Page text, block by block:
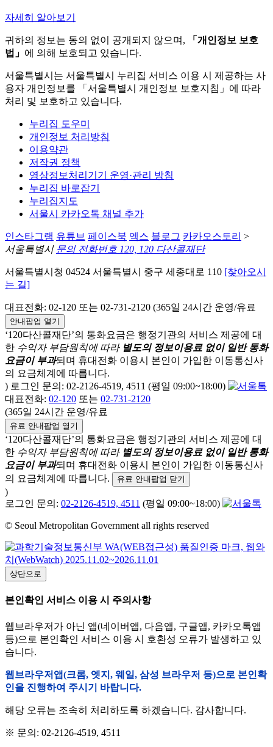
자세히 알아보기
귀하의 정보는 동의 없이 공개되지 않으며,
「개인정보 보호
법」 에 의해 보호되고 있습니다.
서울특별시는 서울특별시 누리집 서비스 이용 시 제공하는 사
용자 개인정보를 「서울특별시 개인정보 보호지침」에 따라
처리 및 보호하고 있습니다.
누리집 도우미
개인정보 처리방침
이용약관
저작권 정책
영상정보처리기기 운영·관리 방침
누리집 바로잡기
누리집지도
서울시 카카오톡 채널 추가
인스타그램 유튜브 페이스북 엑스 블로그 카카오스토리 >
서울특별시 문의 전화번호 120, 120 다산콜재단
서울특별시청 04524 서울특별시 중구 세종대로 110 [찾아오시
는 길]
대표전화: 02-120 또는 02-731-2120 (365일 24시간 운영/유료
안내팝업 열기
‘120다산콜재단’의 통화요금은 행정기관의 서비스 제공에 대
한 수익자 부담원칙에 따라 별도의 정보이용료 없이 일반 통화
요금이 부과되며 휴대전화 이용시 본인이 가입한 이동통신사
의 요금체계에 따릅니다.
) 로그인 문의: 02-2126-4519, 4511 (평일 09:00~18:00)
대표전화: 02-120 또는 02-731-2120
(365일 24시간 운영/유료
유료 안내팝업 열기
‘120다산콜재단’의 통화요금은 행정기관의 서비스 제공에 대
한 수익자 부담원칙에 따라 별도의 정보이용료 없이 일반 통화
요금이 부과되며 휴대전화 이용시 본인이 가입한 이동통신사
의 요금체계에 따릅니다.
유료 안내팝업 닫기
)
로그인 문의: 02-2126-4519, 4511 (평일 09:00~18:00)
© Seoul Metropolitan Government all rights reserved
상단으로
본인확인 서비스 이용 시 주의사항
웹브라우저가 아닌 앱(네이버앱, 다음앱, 구글앱, 카카오톡앱
등)으로 본인확인 서비스 이용 시 호환성 오류가 발생하고 있
습니다.
웹브라우저앱(크롬, 엣지, 웨일, 삼성 브라우저 등)으로 본인확
인을 진행하여 주시기 바랍니다.
해당 오류는 조속히 처리하도록 하겠습니다. 감사합니다.
※ 문의: 02-2126-4519, 4511